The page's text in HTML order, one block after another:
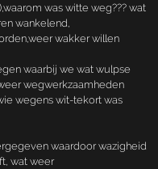
was witte weg??? wat
wankelend,
wakker willen
waarbij we wat wulpse
wegwerkzaamheden
wegens wit-tekort was
waardoor wazigheid
wat weer